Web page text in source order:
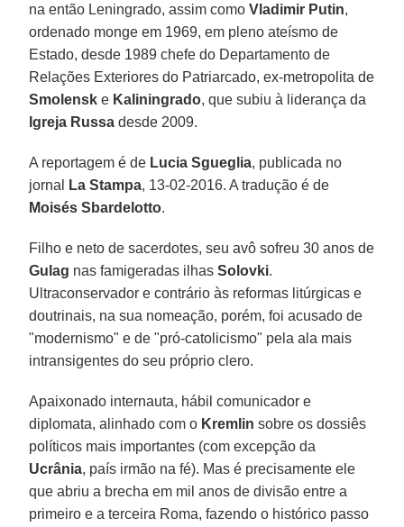
na então Leningrado, assim comoVladimir Putin,
ordenado monge em 1969, em pleno ateísmo de
Estado, desde 1989 chefe do Departamento de
Relações Exteriores do Patriarcado, ex-metropolita de
Smolensk e Kaliningrado, que subiu à liderança da
Igreja Russa desde 2009.
A reportagem é de Lucia Sgueglia, publicada no
jornal
La Stampa, 13-02-2016. A tradução é de
Moisés Sbardelotto.
Filho e neto de sacerdotes, seu avô sofreu 30 anos de
Gulag nas famigeradas ilhasSolovki.
Ultraconservador e contrário às reformas litúrgicas e
doutrinais, na sua nomeação, porém, foi acusado de
"modernismo" e de "pró-catolicismo" pela ala mais
intransigentes do seu próprio clero.
Apaixonado internauta, hábil comunicador e
diplomata, alinhado com o Kremlin sobre os dossiês
políticos mais importantes (com excepção da
Ucrânia, país irmão na fé). Mas é precisamente ele
que abriu a brecha em mil anos de divisão entre a
primeiro e a terceira Roma, fazendo o histórico passo